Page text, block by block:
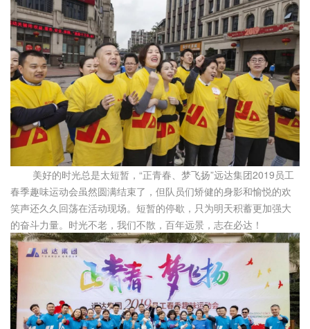
美好的时光总是太短暂，“正青春、梦飞扬”远达集团2019员工
春季趣味运动会虽然圆满结束了，但队员们矫健的身影和愉悦的欢
笑声还久久回荡在活动现场。短暂的停歇，只为明天积蓄更加强大
的奋斗力量。时光不老，我们不散，百年远景，志在必达！